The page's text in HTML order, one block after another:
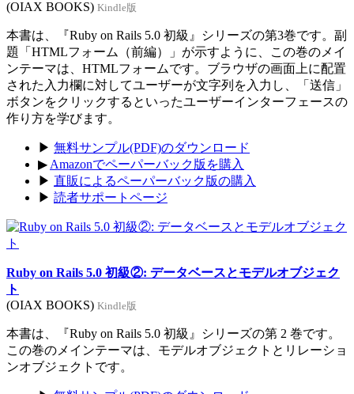
(OIAX BOOKS) Kindle版
本書は、『Ruby on Rails 5.0 初級』シリーズの第3巻です。副
題「HTMLフォーム（前編）」が示すように、この巻のメイ
ンテーマは、HTMLフォームです。ブラウザの画面上に配置
された入力欄に対してユーザーが文字列を入力し、「送信」
ボタンをクリックするといったユーザーインターフェースの
作り方を学びます。
▶ 無料サンプル(PDF)のダウンロード
▶ Amazonでペーパーバック版を購入
▶ 直販によるペーパーバック版の購入
▶ 読者サポートページ
Ruby on Rails 5.0 初級②: データベースとモデルオブジェク
ト
(OIAX BOOKS) Kindle版
本書は、『Ruby on Rails 5.0 初級』シリーズの第 2 巻です。
この巻のメインテーマは、モデルオブジェクトとリレーショ
ンオブジェクトです。